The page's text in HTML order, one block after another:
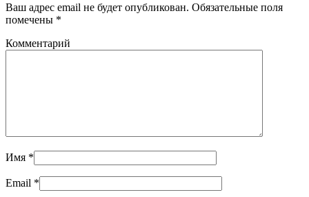
Ваш адрес email не будет опубликован. Обязательные поля
помечены *
Комментарий
Имя *
Email *